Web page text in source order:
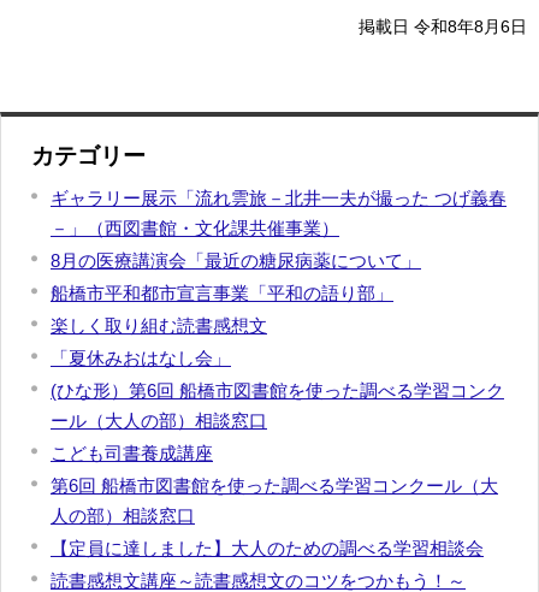
掲載日 令和8年8月6日
カテゴリー
ギャラリー展示「流れ雲旅－北井一夫が撮った つげ義春
－」（西図書館・文化課共催事業）
8月の医療講演会「最近の糖尿病薬について」
船橋市平和都市宣言事業「平和の語り部」
楽しく取り組む読書感想文
「夏休みおはなし会」
(ひな形）第6回 船橋市図書館を使った調べる学習コンク
ール（大人の部）相談窓口
こども司書養成講座
第6回 船橋市図書館を使った調べる学習コンクール（大
人の部）相談窓口
【定員に達しました】大人のための調べる学習相談会
読書感想文講座～読書感想文のコツをつかもう！～